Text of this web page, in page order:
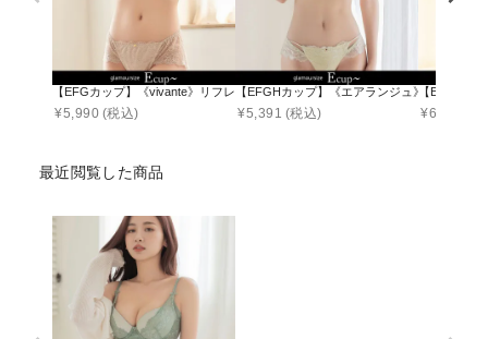
【EFGカップ】《vivante》リフレレースブラ&ショーツ
¥5,990 (税込)
【EFGHカップ】《エアランジュ》ルリアン
¥5,391 (税込)
【EFGカッ
¥6,490
最近閲覧した商品